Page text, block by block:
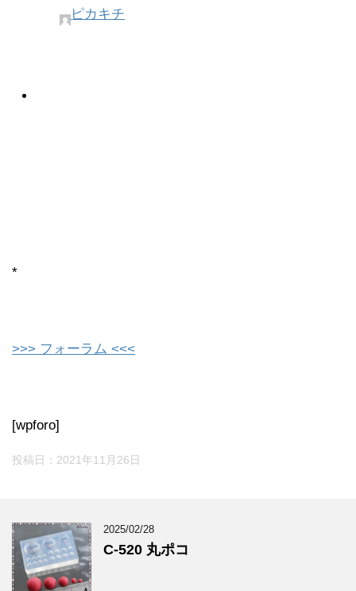
ピカキチ
*
>>> フォーラム <<<
[wpforo]
投稿日： 2021年11月26日
2025/02/28
C-520 丸ポコ